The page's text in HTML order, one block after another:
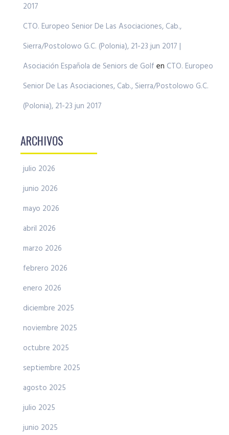
2017
CTO. Europeo Senior De Las Asociaciones, Cab.,
Sierra/Postolowo G.C. (Polonia), 21-23 jun 2017 |
Asociación Española de Seniors de Golf en CTO. Europeo
Senior De Las Asociaciones, Cab., Sierra/Postolowo G.C.
(Polonia), 21-23 jun 2017
ARCHIVOS
julio 2026
junio 2026
mayo 2026
abril 2026
marzo 2026
febrero 2026
enero 2026
diciembre 2025
noviembre 2025
octubre 2025
septiembre 2025
agosto 2025
julio 2025
junio 2025